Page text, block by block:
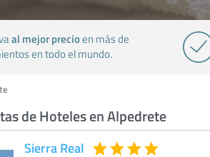
al mejor precioen más de
en todo el mundo.
de Hoteles en Alpedrete
Sierra Real